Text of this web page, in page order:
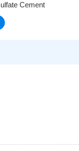
Cement